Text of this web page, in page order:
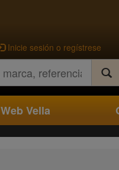
Inicie sesión o regístrese
Web Vella